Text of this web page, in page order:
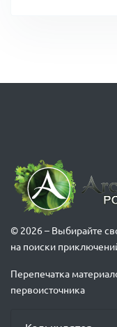
© 2026 – Выбирайте
на поиски
Перепечатка
первоисточника